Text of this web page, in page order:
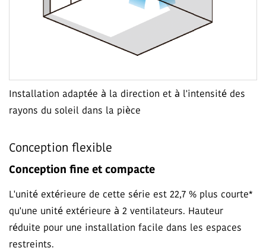
Installation adaptée à la direction et à l'intensité des
rayons du soleil dans la pièce
Conception flexible
Conception fine et compacte
L'unité extérieure de cette série est 22,7 % plus courte*
qu'une unité extérieure à 2 ventilateurs. Hauteur
réduite pour une installation facile dans les espaces
restreints.